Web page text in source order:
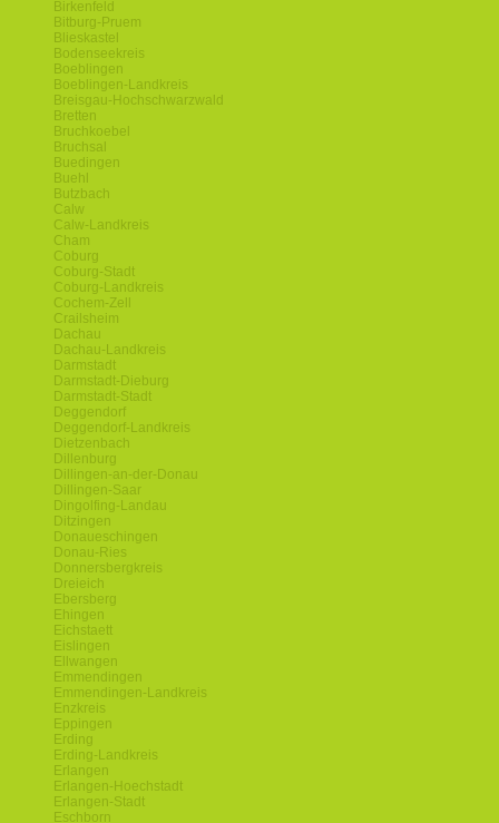
Birkenfeld
Bitburg-Pruem
Blieskastel
Bodenseekreis
Boeblingen
Boeblingen-Landkreis
Breisgau-Hochschwarzwald
Bretten
Bruchkoebel
Bruchsal
Buedingen
Buehl
Butzbach
Calw
Calw-Landkreis
Cham
Coburg
Coburg-Stadt
Coburg-Landkreis
Cochem-Zell
Crailsheim
Dachau
Dachau-Landkreis
Darmstadt
Darmstadt-Dieburg
Darmstadt-Stadt
Deggendorf
Deggendorf-Landkreis
Dietzenbach
Dillenburg
Dillingen-an-der-Donau
Dillingen-Saar
Dingolfing-Landau
Ditzingen
Donaueschingen
Donau-Ries
Donnersbergkreis
Dreieich
Ebersberg
Ehingen
Eichstaett
Eislingen
Ellwangen
Emmendingen
Emmendingen-Landkreis
Enzkreis
Eppingen
Erding
Erding-Landkreis
Erlangen
Erlangen-Hoechstadt
Erlangen-Stadt
Eschborn